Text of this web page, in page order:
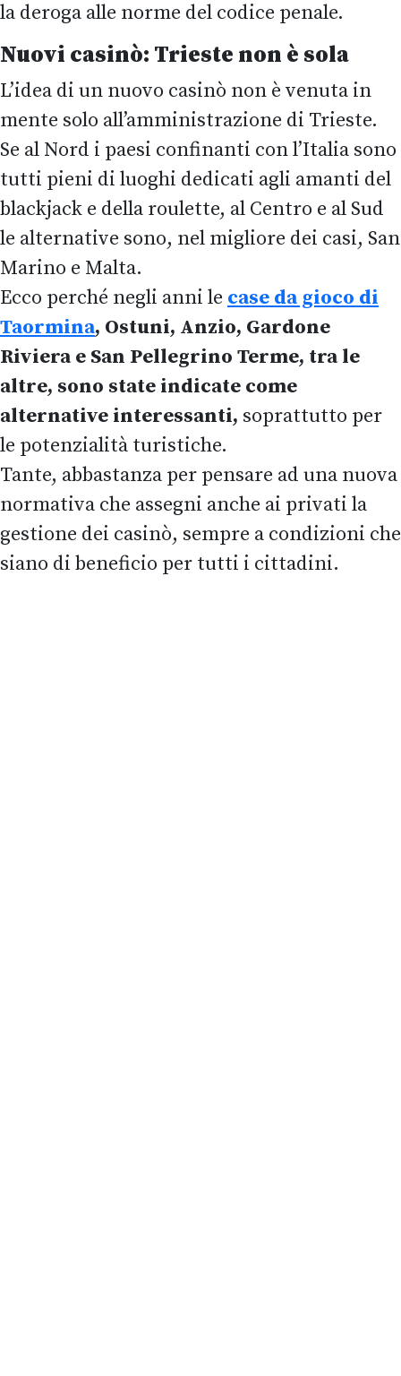
la deroga alle norme del codice penale.
Nuovi casinò: Trieste non è sola
L’idea di un nuovo casinò non è venuta in
mente solo all’amministrazione di Trieste.
Se al Nord i paesi confinanti con l’Italia sono
tutti pieni di luoghi dedicati agli amanti del
blackjack e della roulette, al Centro e al Sud
le alternative sono, nel migliore dei casi, San
Marino e Malta.
Ecco perché negli anni le case da gioco di
Taormina, Ostuni, Anzio, Gardone
Riviera e San Pellegrino Terme, tra le
altre, sono state indicate come
alternative interessanti, soprattutto per
le potenzialità turistiche.
Tante, abbastanza per pensare ad una nuova
normativa che assegni anche ai privati la
gestione dei casinò, sempre a condizioni che
siano di beneficio per tutti i cittadini.